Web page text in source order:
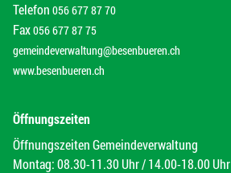
Telefon 056 677 87 70
Fax056 677 87 75
gemeindeverwaltung@besenbueren.ch
www.besenbueren.ch
Öffnungszeiten
Öffnungszeiten Gemeindeverwaltung
Montag: 08.30-11.30 Uhr / 14.00-18.00 Uhr